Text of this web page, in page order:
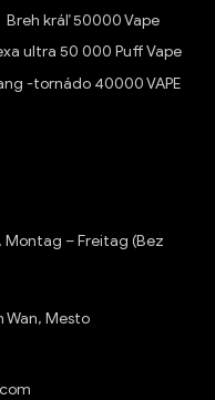
Breh kráľ 50000 Vape
ultra 50 000 Puff Vape
-tornádo 40000 VAPE
Montag – Freitag (Bez
Wan, Mesto